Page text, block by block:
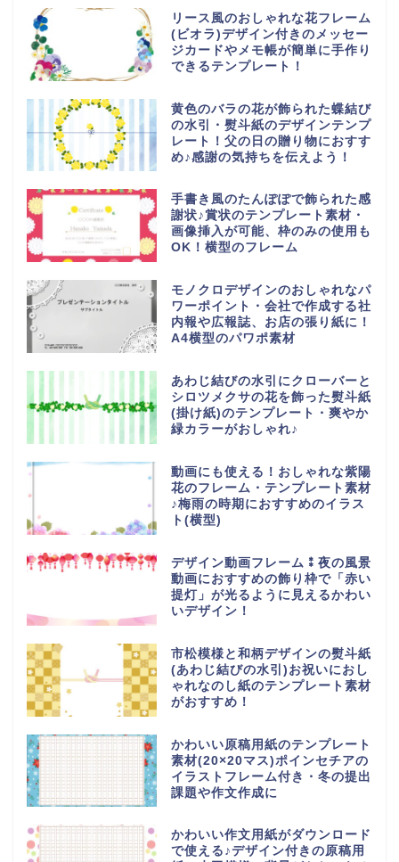
リース風のおしゃれな花フレーム
(ビオラ)デザイン付きのメッセー
ジカードやメモ帳が簡単に手作り
できるテンプレート！
黄色のバラの花が飾られた蝶結び
の水引・熨斗紙のデザインテンプ
レート！父の日の贈り物におすす
め♪感謝の気持ちを伝えよう！
手書き風のたんぽぽで飾られた感
謝状♪賞状のテンプレート素材・
画像挿入が可能、枠のみの使用も
OK！横型のフレーム
モノクロデザインのおしゃれなパ
ワーポイント・会社で作成する社
内報や広報誌、お店の張り紙に！
A4横型のパワポ素材
あわじ結びの水引にクローバーと
シロツメクサの花を飾った熨斗紙
(掛け紙)のテンプレート・爽やか
緑カラーがおしゃれ♪
動画にも使える！おしゃれな紫陽
花のフレーム・テンプレート素材
♪梅雨の時期におすすめのイラス
ト(横型)
デザイン動画フレーム⁑夜の風景
動画におすすめの飾り枠で「赤い
提灯」が光るように見えるかわい
いデザイン！
市松模様と和柄デザインの熨斗紙
(あわじ結びの水引)お祝いにおし
ゃれなのし紙のテンプレート素材
がおすすめ！
かわいい原稿用紙のテンプレート
素材(20×20マス)ポインセチアの
イラストフレーム付き・冬の提出
課題や作文作成に
かわいい作文用紙がダウンロード
で使える♪デザイン付きの原稿用